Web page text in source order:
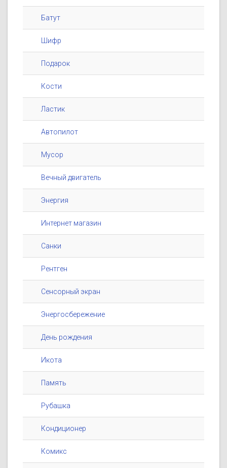
Батут
Шифр
Подарок
Кости
Ластик
Автопилот
Мусор
Вечный двигатель
Энергия
Интернет магазин
Санки
Рентген
Сенсорный экран
Энергосбережение
День рождения
Икота
Память
Рубашка
Кондиционер
Комикс